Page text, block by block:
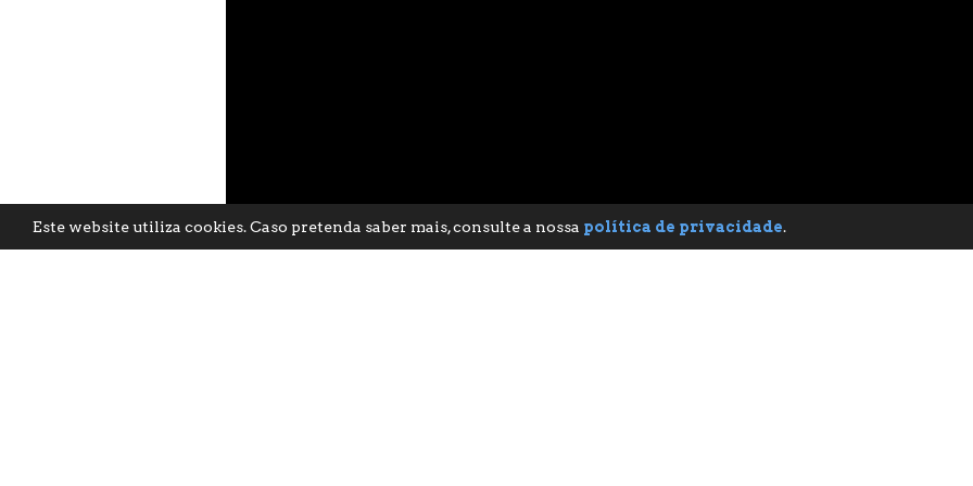
Este website utiliza cookies. Caso pretenda saber mais, consulte a nossa política de privacidade.